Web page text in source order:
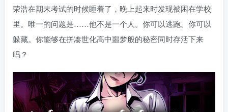
荣浩在期末考试的时候睡着了，晚上起来时发现被困在学校
里。唯一的问题是……他不是一个人。你可以逃跑。你可以
躲藏。你能够在拼凑世化高中噩梦般的秘密同时存活下来
吗？